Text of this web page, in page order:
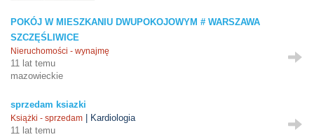
POKÓJ W MIESZKANIU DWUPOKOJOWYM # WARSZAWA
SZCZĘŚLIWICE
Nieruchomości - wynajmę
11 lat temu
mazowieckie
sprzedam ksiazki
Książki - sprzedam | Kardiologia
11 lat temu